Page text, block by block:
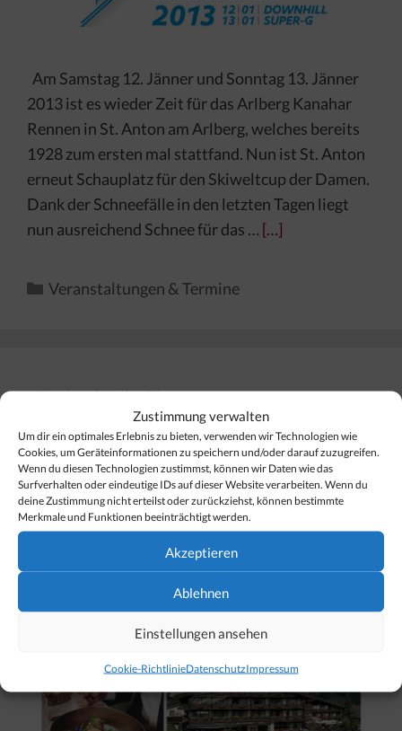
Zustimmung verwalten
Um dir ein optimales Erlebnis zu bieten, verwenden wir Technologien wie
Cookies, um Geräteinformationen zu speichern und/oder darauf zuzugreifen.
Wenn du diesen Technologien zustimmst, können wir Daten wie das
Surfverhalten oder eindeutige IDs auf dieser Website verarbeiten. Wenn du
deine Zustimmung nicht erteilst oder zurückziehst, können bestimmte
Merkmale und Funktionen beeinträchtigt werden.
Akzeptieren
Ablehnen
Einstellungen ansehen
Cookie-RichtlinieDatenschutzImpressum
Am Samstag 12. Jänner und Sonntag 13. Jänner
2013 ist es wieder Zeit für das Arlberg Kanahar
Rennen in St. Anton am Arlberg, welches bereits
1928 zum ersten mal stattfand. Nun ist St. Anton
erneut Schauplatz für den Skiweltcup der Damen.
Dank der Schneefälle in den letzten Tagen liegt
nun ausreichend Schnee für das … […]
Kategorien
Veranstaltungen & Termine
Finden Sie Ihr Thema…
Suchen
nach:
Unser Hotel-Tipp für Lech